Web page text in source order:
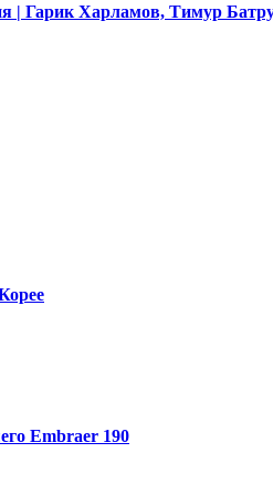
| Гарик Харламов, Тимур
Embraer 190